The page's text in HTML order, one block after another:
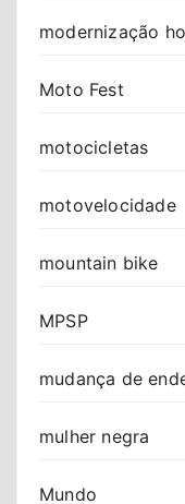
modernização
Moto Fest
motocicletas
motovelocidade
mountain bike
MPSP
mudança de
mulher negra
Mundo